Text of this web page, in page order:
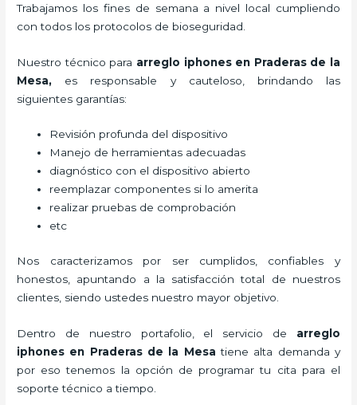
Trabajamos los fines de semana a nivel local cumpliendo
con todos los protocolos de bioseguridad.
Nuestro técnico para arreglo iphonesen Praderas de la
Mesa, es responsable y cauteloso, brindando las
siguientes garantías:
Revisión profunda del dispositivo
Manejo de herramientas adecuadas
diagnóstico con el dispositivo abierto
reemplazar componentes si lo amerita
realizar pruebas de comprobación
etc
Nos caracterizamos por ser cumplidos, confiables y
honestos, apuntando a la satisfacción total de nuestros
clientes, siendo ustedes nuestro mayor objetivo.
Dentro de nuestro portafolio, el servicio de arreglo
iphones en Praderas de la Mesa tiene alta demanda y
por eso tenemos la opción de programar tu cita para el
soporte técnico a tiempo.